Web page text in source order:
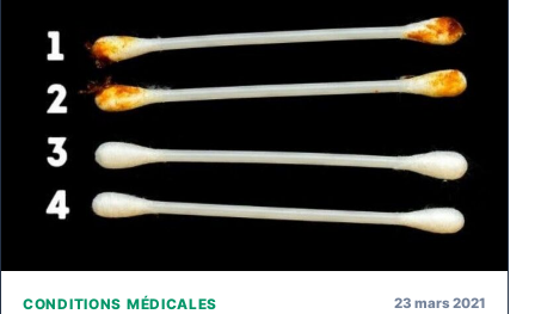
CONDITIONS MÉDICALES 23 mars 2021